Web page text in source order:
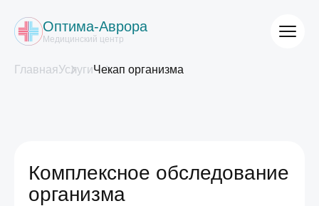
Оптима-Аврора
Медицинский центр
ГлавнаяУслугиЧекап организма
Комплексное обследование
организма